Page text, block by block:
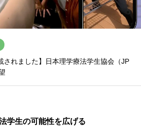
演
ハプライム株式会社 講演「キャリア形成
学生の可能性を広げる